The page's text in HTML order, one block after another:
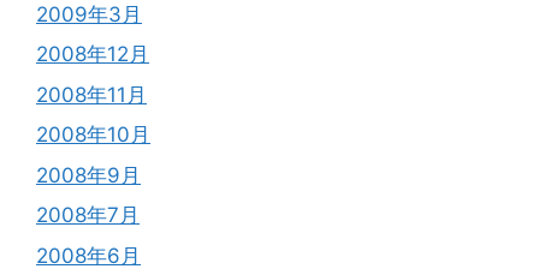
2009年3月
2008年12月
2008年11月
2008年10月
2008年9月
2008年7月
2008年6月